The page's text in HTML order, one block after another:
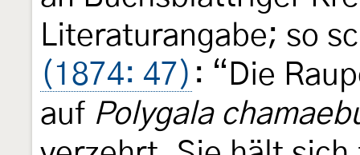
Literaturangabe; so
(1874: 47) : “Die
auf Polygala